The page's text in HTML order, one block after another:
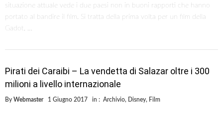
situazione attuale vede i due paesi non in buoni rapporti che hanno
portato al bandire il film. Si tratta della prima volta per un film della
Gadot, …
Pirati dei Caraibi – La vendetta di Salazar oltre i 300
milioni a livello internazionale
By Webmaster 1 Giugno 2017 in : Archivio, Disney, Film